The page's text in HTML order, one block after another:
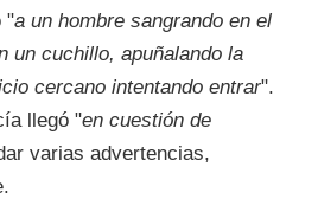
"a un hombre sangrando en el
un cuchillo, apuñalando la
cercano intentando entrar".
llegó "en cuestión de
varias advertencias,